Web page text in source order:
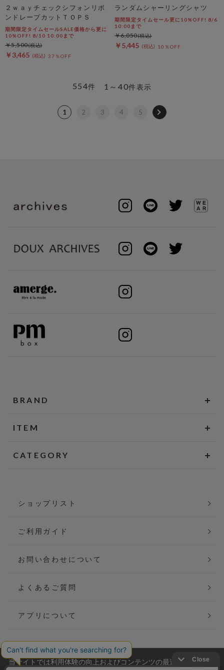
２ｗａｙチェックシフォンリボ
ンドレープカットＴＯＰＳ
期間限定タイムセールSALE価格から更に
10%OFF! 8/10 10:00まで
￥3,465 37％OFF
￥5,500
ランダムシャーリングシャツ
期間限定タイムセール更に10%OFF! 8/6
10:00まで
￥5,445 10％OFF
￥6,050
1～40件表示
554件
1 2 3 4 5
BRAND
ITEM
CATEGORY
ショップリスト
ご利用ガイド
お問い合わせについて
よくあるご質問
アプリについて
当サイトでは利用体験の向上およびコンテンツの最適な提供、ト